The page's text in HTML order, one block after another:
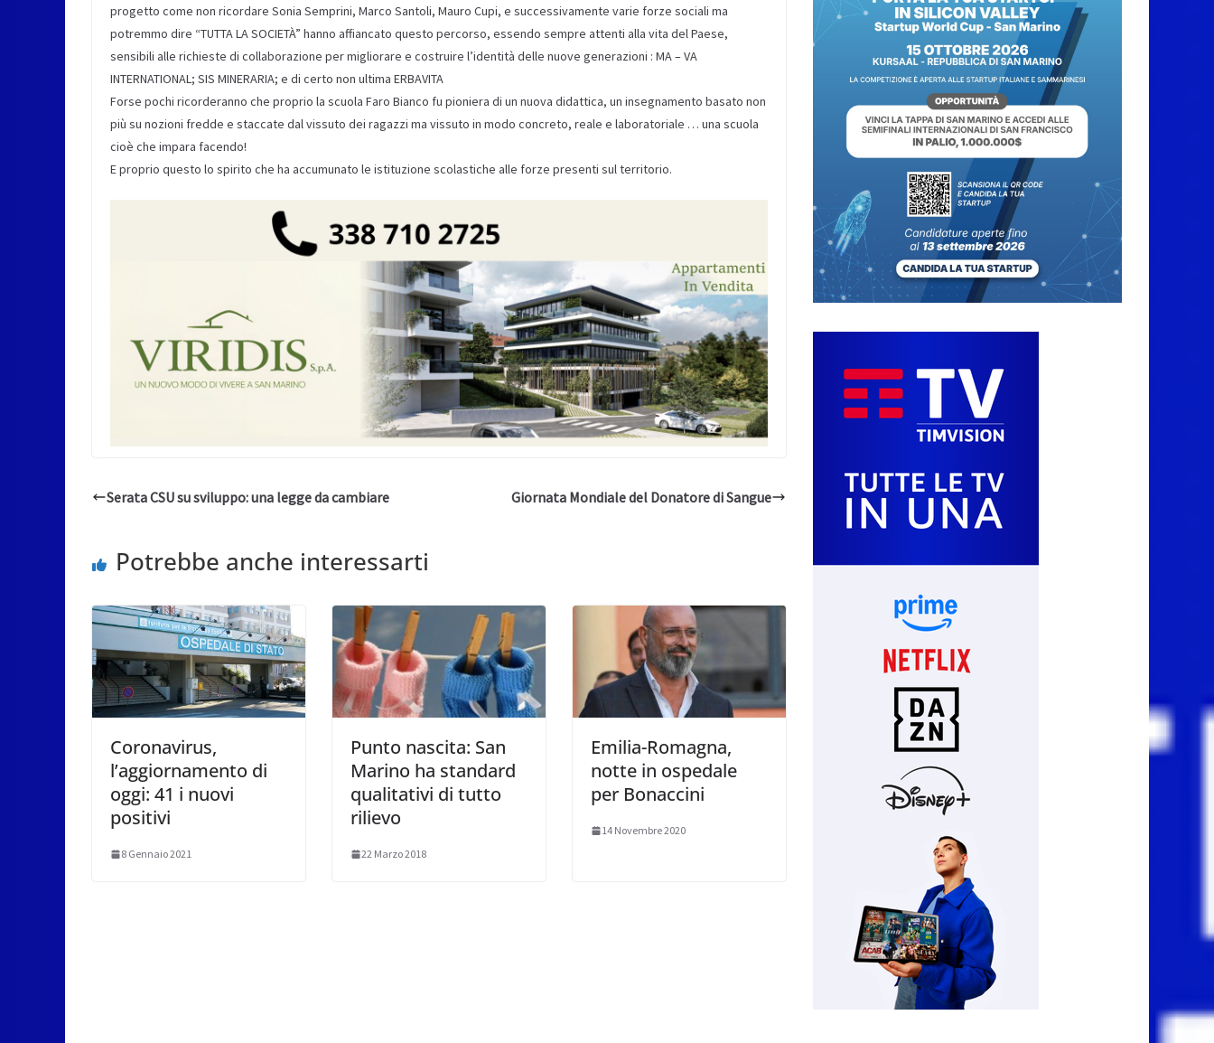
progetto come non ricordare Sonia Semprini, Marco Santoli, Mauro Cupi, e successivamente varie forze sociali ma
potremmo dire “TUTTA LA SOCIETÀ” hanno affiancato questo percorso, essendo sempre attenti alla vita del Paese,
sensibili alle richieste di collaborazione per migliorare e costruire l’identità delle nuove generazioni : MA – VA
INTERNATIONAL; SIS MINERARIA; e di certo non ultima ERBAVITA
Forse pochi ricorderanno che proprio la scuola Faro Bianco fu pioniera di un nuova didattica, un insegnamento basato non
più su nozioni fredde e staccate dal vissuto dei ragazzi ma vissuto in modo concreto, reale e laboratoriale … una scuola
cioè che impara facendo!
E proprio questo lo spirito che ha accumunato le istituzione scolastiche alle forze presenti sul territorio.
Serata CSU su sviluppo: una legge da cambiare Giornata Mondiale del Donatore di Sangue
Potrebbe anche interessarti
Coronavirus,
l’aggiornamento di
oggi: 41 i nuovi
positivi
8 Gennaio 2021
Punto nascita: San
Marino ha standard
qualitativi di tutto
rilievo
22 Marzo 2018
Emilia-Romagna,
notte in ospedale
per Bonaccini
14 Novembre 2020
cittadinanza onoraria,
chiavi della città e
premio alla carriera
7 Agosto 2026